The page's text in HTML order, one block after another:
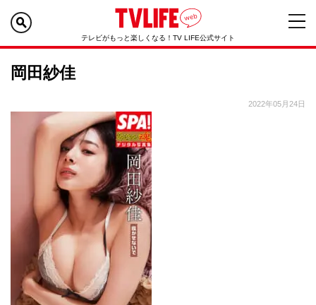
テレビがもっと楽しくなる！TV LIFE公式サイト
岡田紗佳
2022年05月24日